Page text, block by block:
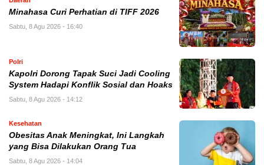
Minahasa Curi Perhatian di TIFF 2026
Sabtu, 8 Agu 2026 - 16:40
Polri
Kapolri Dorong Tapak Suci Jadi Cooling
System Hadapi Konflik Sosial dan Hoaks
Sabtu, 8 Agu 2026 - 14:12
Kesehatan
Obesitas Anak Meningkat, Ini Langkah
yang Bisa Dilakukan Orang Tua
Sabtu, 8 Agu 2026 - 14:04